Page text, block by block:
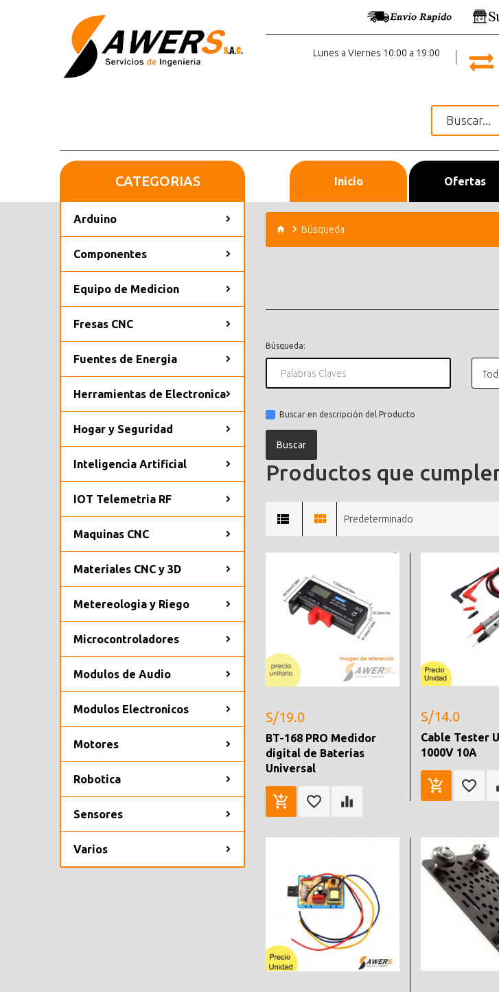
Lunes a Viernes 10:00 a 19:00
Inicio Ofertas
CATEGORIAS
Arduino
Componentes
Equipo de Medicion
Fresas CNC
Fuentes de Energia
Herramientas de Electronica
Hogar y Seguridad
Inteligencia Artificial
IOT Telemetria RF
Maquinas CNC
Materiales CNC y 3D
Metereologia y Riego
Microcontroladores
Modulos de Audio
Modulos Electronicos
Motores
Robotica
Sensores
Varios
Búsqueda
Búsqueda:
Buscar en descripción del Producto
Productos que
Predeterminado
S/19.0
BT-168 PRO Medidor
digital de Baterias
Universal
S/14.0
Cable Tester
1000V 10A